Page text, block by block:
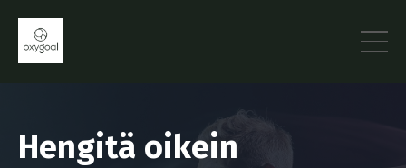
Hengitä oikein